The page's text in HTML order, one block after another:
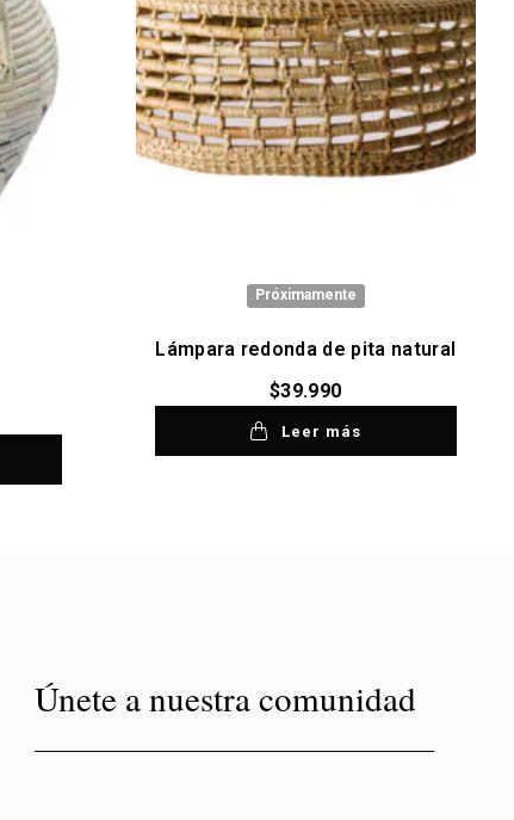
Próximamente
Lámpara redonda de pita natural
$39.990
Leer más
Únete a nuestra comunidad